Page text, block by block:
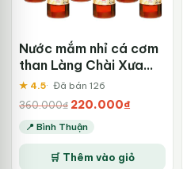
Nước mắm nhỉ cá cơm
than Làng Chài Xưa
525ml Thùng 6 chai
★ 4.5 Đã bán 126
360.000₫ Giá
gốc
là:
360.000₫.
220.000₫
là:
220.000₫.
📍 Bình Thuận
🛒 Thêm vào giỏ